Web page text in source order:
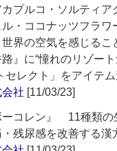
プルコ・ソルティア
・ココナッツフラ
界の空気を感じるこ
』に“憧れのリゾー
セレクト」をアイテム
社 [11/03/23]
コレン』 11種類の
残尿感を改善する漢